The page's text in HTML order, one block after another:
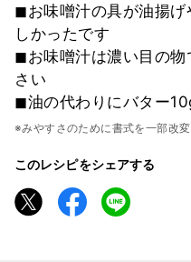
◼︎お味噌汁の具が油揚げ
しかったです
◼︎お味噌汁は濃い目の
さい
◼︎油の代わりにバター
※みやすさのために書式を一部改変
このレシピをシェアする